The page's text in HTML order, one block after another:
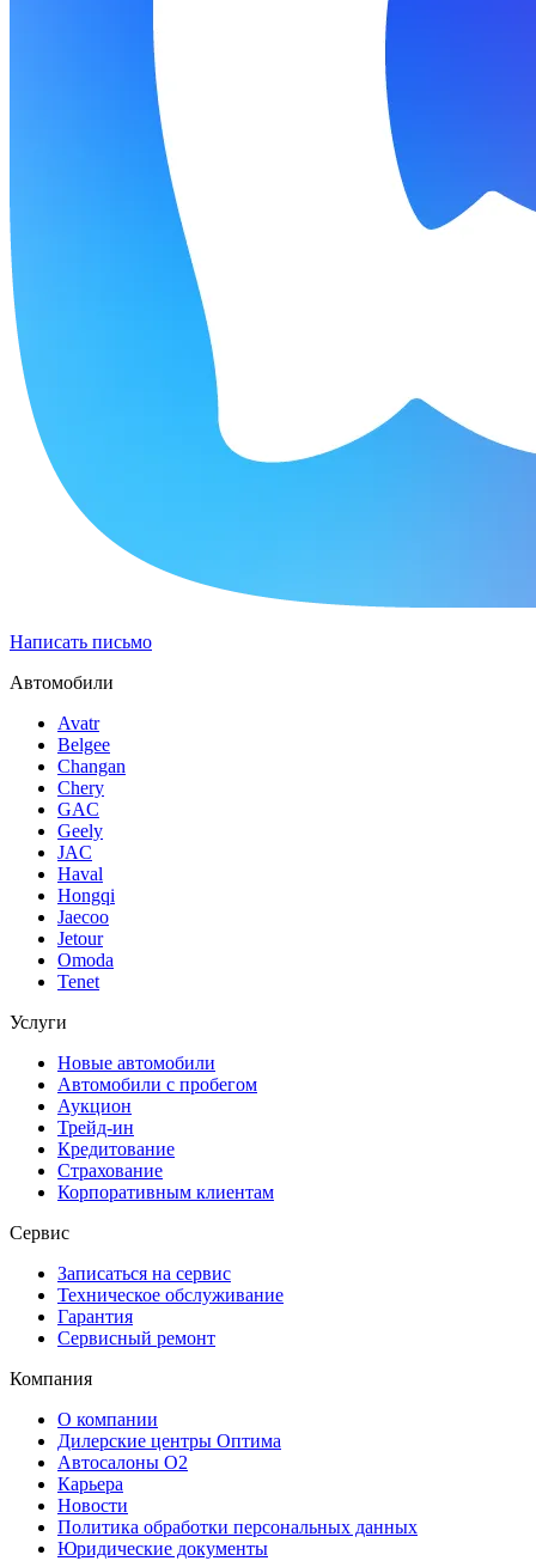
Написать письмо
Автомобили
Avatr
Belgee
Changan
Chery
GAC
Geely
JAC
Haval
Hongqi
Jaecoo
Jetour
Omoda
Tenet
Услуги
Новые автомобили
Автомобили с пробегом
Аукцион
Трейд-ин
Кредитование
Страхование
Корпоративным клиентам
Сервис
Записаться на сервис
Техническое обслуживание
Гарантия
Сервисный ремонт
Компания
О компании
Дилерские центры Оптима
Автосалоны О2
Карьера
Новости
Политика обработки персональных данных
Юридические документы